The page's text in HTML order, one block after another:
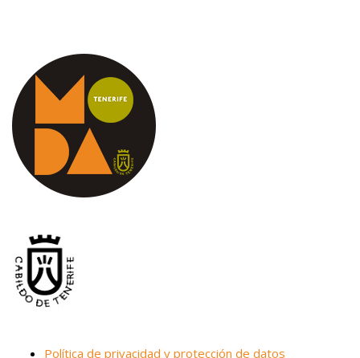
Política de privacidad y protección de datos